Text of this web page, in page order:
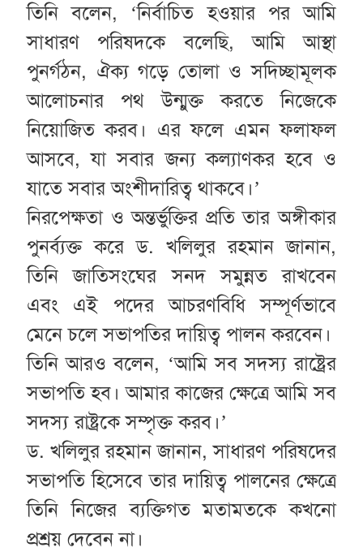
তিনি বলেন, ‘নির্বাচিত হওয়ার পর আমি
সাধারণ পরিষদকে বলেছি, আমি আস্থা
পুনর্গঠন, ঐক্য গড়ে তোলা ও সদিচ্ছামূলক
আলোচনার পথ উন্মুক্ত করতে নিজেকে
নিয়োজিত করব। এর ফলে এমন ফলাফল
আসবে, যা সবার জন্য কল্যাণকর হবে ও
যাতে সবার অংশীদারিত্ব থাকবে।’
নিরপেক্ষতা ও অন্তর্ভুক্তির প্রতি তার অঙ্গীকার
পুনর্ব্যক্ত করে ড. খলিলুর রহমান জানান,
তিনি জাতিসংঘের সনদ সমুন্নত রাখবেন
এবং এই পদের আচরণবিধি সম্পূর্ণভাবে
মেনে চলে সভাপতির দায়িত্ব পালন করবেন।
তিনি আরও বলেন, ‘আমি সব সদস্য রাষ্ট্রের
সভাপতি হব। আমার কাজের ক্ষেত্রে আমি সব
সদস্য রাষ্ট্রকে সম্পৃক্ত করব।’
ড. খলিলুর রহমান জানান, সাধারণ পরিষদের
সভাপতি হিসেবে তার দায়িত্ব পালনের ক্ষেত্রে
তিনি নিজের ব্যক্তিগত মতামতকে কখনো
প্রশ্রয় দেবেন না।